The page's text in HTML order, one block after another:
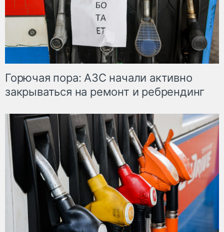
Горючая пора: АЗС начали активно
закрываться на ремонт и ребрендинг